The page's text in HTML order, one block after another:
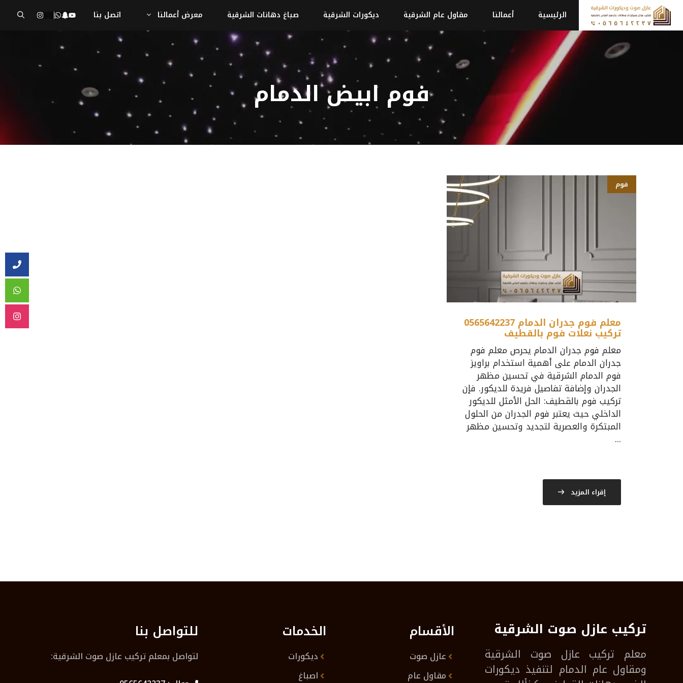
انتقل
إلى
المحتوى
الرئيسية أعمالنا مقاول عام الشرقية ديكورات الشرقية صباغ دهانات الشرقية معرض أعمالنا اتصل بنا
فوم ابيض الدمام
فوم
معلم فوم جدران الدمام 0565642237
تركيب نعلات فوم بالقطيف
معلم فوم جدران الدمام يحرص معلم فوم
جدران الدمام على أهمية استخدام براويز
فوم الدمام الشرقية في تحسين مظهر
الجدران وإضافة تفاصيل فريدة للديكور. فإن
تركيب فوم بالقطيف: الحل الأمثل للديكور
الداخلي حيث يعتبر فوم الجدران من الحلول
المبتكرة والعصرية لتجديد وتحسين مظهر
...
إقراء المزيد
تركيب عازل صوت الشرقية
معلم تركيب عازل صوت الشرقية
ومقاول عام الدمام لتنفيذ ديكورات
الأقسام
عازل صوت
مقاول عام
الخدمات
ديكورات
اصباغ
للتواصل بنا
لتواصل بمعلم تركيب عازل صوت الشرقية: